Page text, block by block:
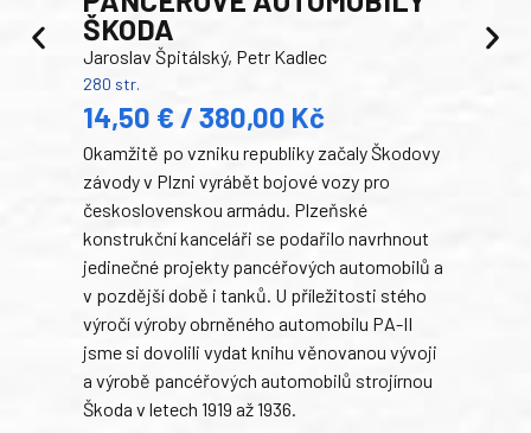
ŠKODA
Jaroslav Špitálský, Petr Kadlec
280 str.
14,50 € / 380,00 Kč
Okamžitě po vzniku republiky začaly Škodovy
závody v Plzni vyrábět bojové vozy pro
československou armádu. Plzeňské
konstrukční kanceláři se podařilo navrhnout
jedinečné projekty pancéřových automobilů a
v pozdější době i tanků. U příležitosti stého
výročí výroby obrněného automobilu PA-II
jsme si dovolili vydat knihu věnovanou vývoji
a výrobě pancéřových automobilů strojírnou
Škoda v letech 1919 až 1936.